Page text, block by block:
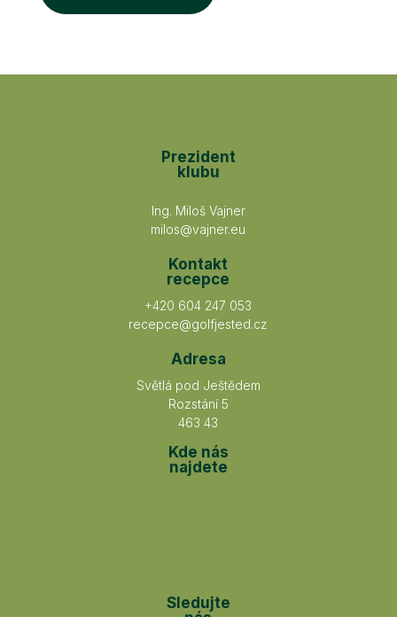
Prezident
klubu
Ing. Miloš Vajner
milos@vajner.eu
Kontakt
recepce
+420 604 247 053
recepce@golfjested.cz
Adresa
Světlá pod Ještědem
Rozstání 5
463 43
Kde nás
najdete
Sledujte